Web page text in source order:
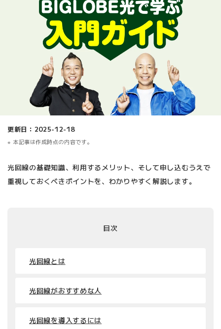
更新日：2025-12-18
本記事は作成時点の内容です。
光回線の基礎知識、利用するメリット、そして申し込むうえで
重視しておくべきポイントを、わかりやすく解説します。
目次
光回線とは
光回線がおすすめな人
光回線を導入するには